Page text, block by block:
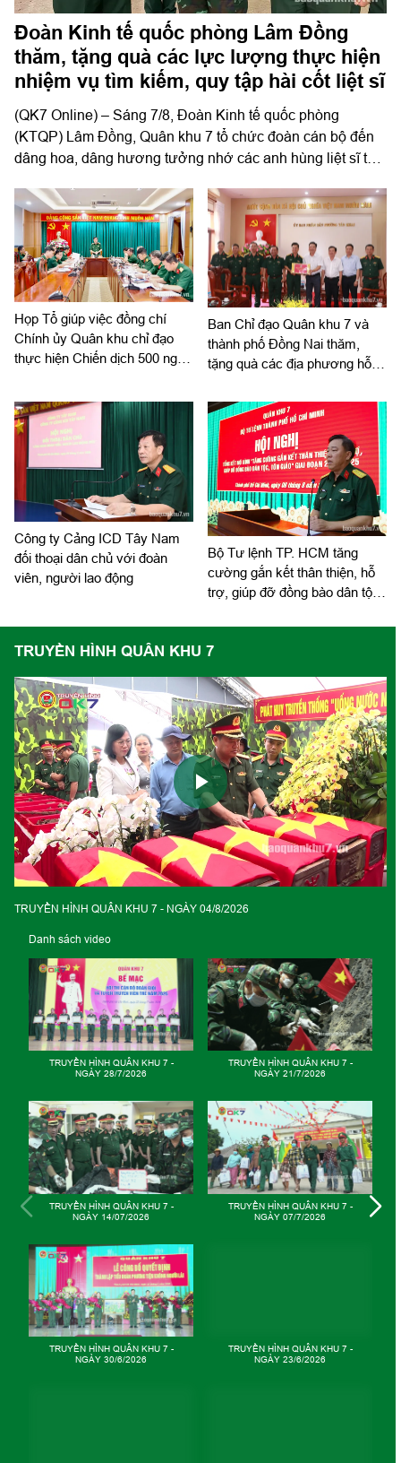
Đoàn Kinh tế quốc phòng Lâm Đồng
thăm, tặng quà các lực lượng thực hiện
nhiệm vụ tìm kiếm, quy tập hài cốt liệt sĩ
(QK7 Online) – Sáng 7/8, Đoàn Kinh tế quốc phòng
(KTQP) Lâm Đồng, Quân khu 7 tổ chức đoàn cán bộ đến
dâng hoa, dâng hương tưởng nhớ các anh hùng liệt sĩ tại
Minh Đức, thành phố Đồng Nai do Thượng tá Đinh Nho
Hùng, Đoàn trưởng Đoàn KTQP Lâm Đồng làm trưởng
đoàn.
Họp Tổ giúp việc đồng chí
Chính ủy Quân khu chỉ đạo
thực hiện Chiến dịch 500 ngày
Ban Chỉ đạo Quân khu 7 và
thành phố Đồng Nai thăm,
tặng quà các địa phương hỗ
liệt sĩ
Công ty Cảng ICD Tây Nam
đối thoại dân chủ với đoàn
viên, người lao động
Bộ Tư lệnh TP. HCM tăng
cường gắn kết thân thiện, hỗ
trợ, giúp đỡ đồng bào dân tộc,
TRUYỀN HÌNH QUÂN KHU 7
Play
Video
TRUYỀN HÌNH QUÂN KHU 7 - NGÀY 04/8/2026
Danh sách video
TRUYỀN HÌNH QUÂN KHU 7 -
NGÀY 26/5/2026
TRUYỀN HÌNH QUÂN KHU 7 -
NGÀY 19/5/2025
TRUYỀN HÌNH QUÂN KHU 7 -
NGÀY 12/5/2026
TRUYỀN HÌNH QUÂN KHU 7 -
NGÀY 05/5/2026
GIỮ VỮNG MẠCH NGUỒN
TRUYỀN HÌNH QUÂN KHU 7 -
NGÀY 28/4/2026